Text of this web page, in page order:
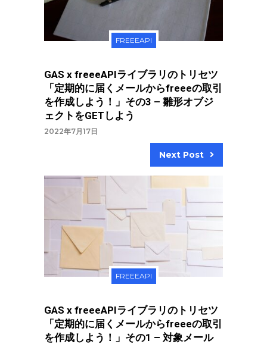
FREEEAPI
GAS x freeeAPIライブラリのトリセツ
「定期的に届くメールからfreeeの取引
を作成しよう！」その3 – 雛形オブジ
ェクトをGETしよう
2022年7月17日
Next Post
FREEEAPI
GAS x freeeAPIライブラリのトリセツ
「定期的に届くメールからfreeeの取引
を作成しよう！」その1 – 対象メール